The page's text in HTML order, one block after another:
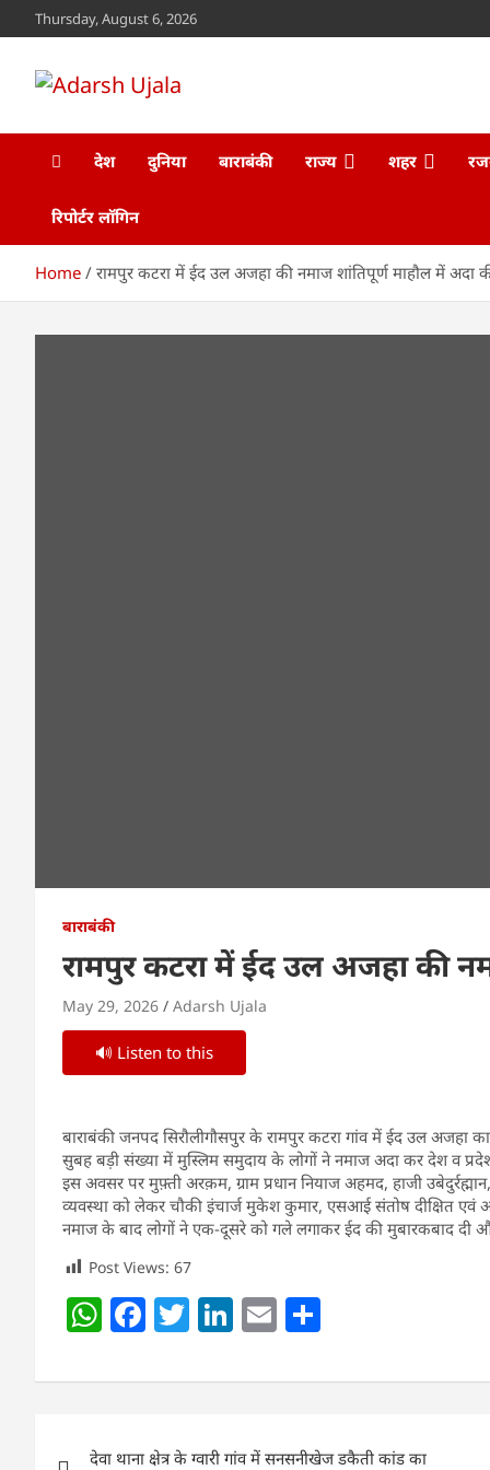
to
Thursday, August 6, 2026
Adarsh Ujala
देश दुनिया बाराबंकी राज्य शहर
रिपोर्टर लॉगिन
Home रामपुर कटरा में ईद उल अजहा की नमाज शांतिपूर्ण माहौल में अदा
बाराबंकी
रामपुर कटरा में ईद उल अजहा की
May 29, 2026 Adarsh Ujala
🔊 Listen to this
बाराबंकी जनपद सिरौलीगौसपुर के रामपुर कटरा गांव में ईद उल अजहा
सुबह बड़ी संख्या में मुस्लिम समुदाय के लोगों ने नमाज अदा कर देश व
इस अवसर पर मुफ़्ती अरक़म, ग्राम प्रधान नियाज अहमद, हाजी
व्यवस्था को लेकर चौकी इंचार्ज मुकेश कुमार, एसआई संतोष दीक्षित एवं
नमाज के बाद लोगों ने एक-दूसरे को गले लगाकर ईद की मुबारकबाद दी
Post Views: 67
W
at
A
F
c
b
T
itt
Li
k
dI
E
ai ar
देवा थाना क्षेत्र के ग्वारी गांव में सनसनीखेज डकैती कांड का